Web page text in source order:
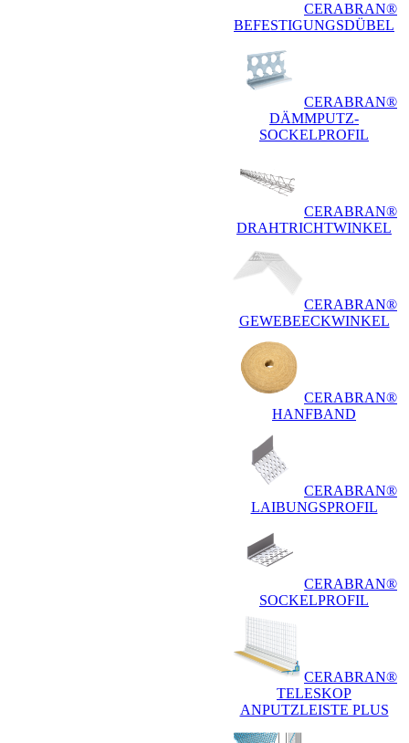
CERABRAN®
BEFESTIGUNGSDÜBEL
CERABRAN®
DÄMMPUTZ-
SOCKELPROFIL
CERABRAN®
DRAHTRICHTWINKEL
CERABRAN®
GEWEBEECKWINKEL
CERABRAN®
HANFBAND
CERABRAN®
LAIBUNGSPROFIL
CERABRAN®
SOCKELPROFIL
CERABRAN®
TELESKOP
ANPUTZLEISTE PLUS